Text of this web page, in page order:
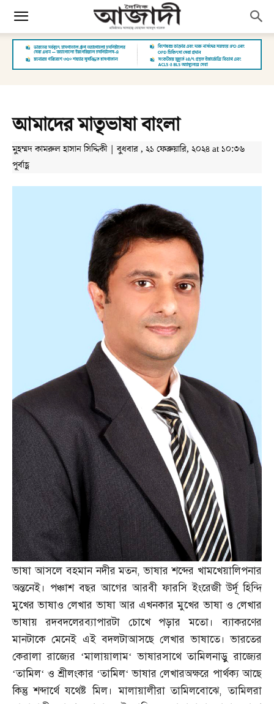
আমাদের মাতৃভাষা বাংলা
মুহম্মদ কামরুল হাসান সিদ্দিকী | বুধবার , ২১ ফেব্রুয়ারি, ২০২৪ at ১০:৩৬
পূর্বাহ্ণ
ভাষা আসলে বহমান নদীর মতন,ভাষার শব্দের খামখেয়ালিপনার
অন্তনেই। পঞ্চাশ বছর আগের আরবী ফারসি ইংরেজী উর্দূ হিন্দি
মুখের ভাষাও লেখার ভাষা আর এখনকার মুখের ভাষা ও লেখার
ভাষায় রদবদলেরব্যাপারটা চোখে পড়ার মতো। ব্যাকরণের
মানটাকে মেনেই এই বদলটাআসছে লেখার ভাষাতে। ভারতের
কেরালা রাজ্যের ‘মালায়ালাম‘ভাষারসাথে তামিলনাড়ু রাজ্যের
‘তামিল‘ও শ্রীলংকার ‘তামিল‘ভাষার লেখারঅক্ষরে পার্থক্য আছে
কিন্তু শব্দার্থে যথেষ্ট মিল। মালায়ালীরা তামিলবোঝে,তামিলরা